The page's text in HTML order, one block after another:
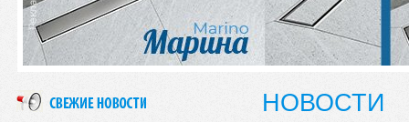
НОВОСТИ